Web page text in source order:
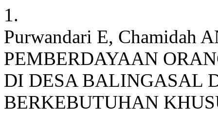
1.
Purwandari E, Chamidah
PEMBERDAYAAN
DI DESA BALINGASAL
BERKEBUTUHAN